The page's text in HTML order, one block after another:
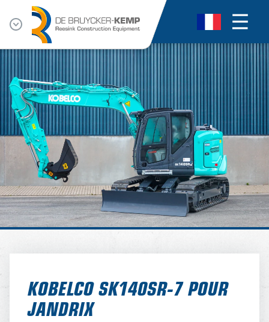
KOBELCO SK140SR-7 POUR
JANDRIX